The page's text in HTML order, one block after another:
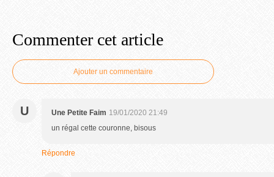
Commenter cet article
Ajouter un commentaire
U Une Petite Faim 19/01/2020 21:49
un régal cette couronne, bisous
Répondre